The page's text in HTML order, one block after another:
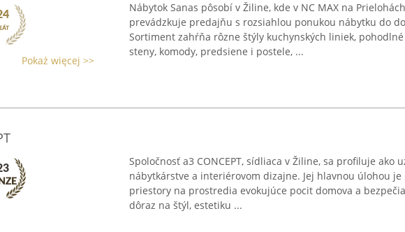
Pokaż więcej >>
Nábytok Sanas pôsobí v Žiline, kde v NC MAX na
prevádzkuje predajňu s rozsiahlou ponukou nábytku do
Sortiment zahŕňa rôzne štýly kuchynských liniek, pohodlné
steny, komody, predsiene i postele, ...
Spoločnosť a3 CONCEPT, sídliaca v Žiline, sa profiluje ako
nábytkárstve a interiérovom dizajne. Jej hlavnou úlohou
priestory na prostredia evokujúce pocit domova a
dôraz na štýl, estetiku ...